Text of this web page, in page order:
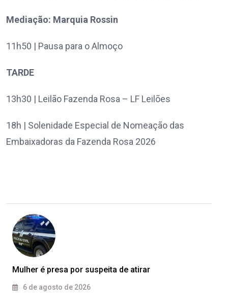
Mediação: Marquia Rossin
11h50 | Pausa para o Almoço
TARDE
13h30 | Leilão Fazenda Rosa – LF Leilões
18h | Solenidade Especial de Nomeação das
Embaixadoras da Fazenda Rosa 2026
Mulher é presa por suspeita de atirar
6 de agosto de 2026